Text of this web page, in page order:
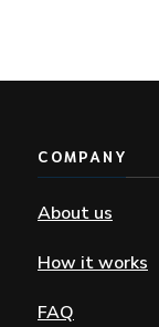
COMPANY
About us
How it works
FAQ